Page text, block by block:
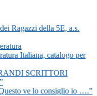
Ragazzi della 5E, a.s.
Italiana, catalogo per
SCRITTORI
ve lo consiglio io ….”